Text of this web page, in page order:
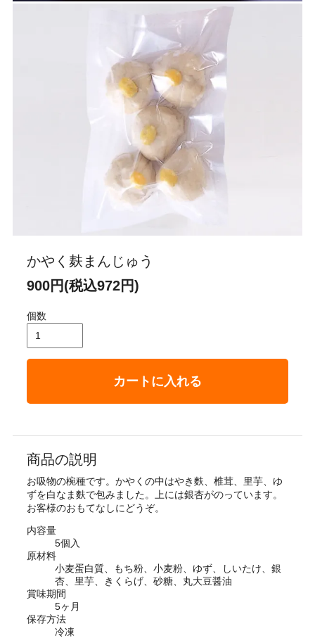
かやく麸まんじゅう
900円(税込972円)
個数
カートに入れる
商品の説明
お吸物の椀種です。かやくの中はやき麩、椎茸、里芋、ゆ
ずを白なま麩で包みました。上には銀杏がのっています。
お客様のおもてなしにどうぞ。
内容量
5個入
原材料
小麦蛋白質、もち粉、小麦粉、ゆず、しいたけ、銀
杏、里芋、きくらげ、砂糖、丸大豆醤油
賞味期間
5ヶ月
保存方法
冷凍